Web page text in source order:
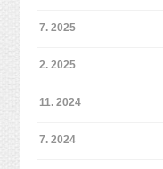
7. 2025
2. 2025
11. 2024
7. 2024